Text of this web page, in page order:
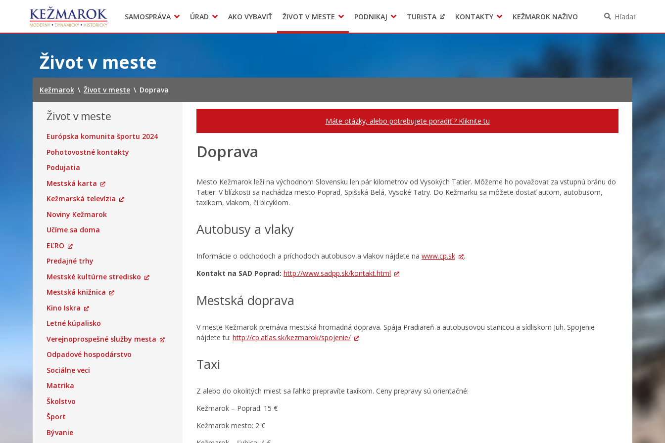
SAMOSPRÁVA
Mestská polícia
Geo informačný systém – Kežmarok
ÚRAD
Sekcie úradu
Oznamovanie podozrení z podvodov
AKO VYBAVIŤ ŽIVOT V MESTE
Triedený zber – NATUR – PACK
PODNIKAJ TURISTA KONTAKTY KEŽMAROK NAŽIVO Hľadať
Život v meste
Kežmarok \ Život v meste \ Doprava
Život v meste
Európska komunita športu 2024
Pohotovostné kontakty
Podujatia
Mestská karta
Kežmarská televízia
Noviny Kežmarok
Učíme sa doma
EĽRO
Predajné trhy
Mestské kultúrne stredisko
Mestská knižnica
Kino Iskra
Letné kúpalisko
Verejnoprospešné služby mesta
Odpadové hospodárstvo
Sociálne veci
Matrika
Školstvo
Šport
Bývanie
Máte otázky, alebo potrebujete poradiť ? Kliknite tu
Doprava
Mesto Kežmarok leží na východnom Slovensku len pár kilometrov od Vysokých Tatier. Môžeme ho považovať za vstupnú bránu do
Tatier. V blízkosti sa nachádza mesto Poprad, Spišská Belá, Vysoké Tatry. Do Kežmarku sa môžete dostať autom, autobusom,
taxíkom, vlakom, či bicyklom.
Autobusy a vlaky
Informácie o odchodoch a príchodoch autobusov a vlakov nájdete na www.cp.sk
.
Kontakt na SAD Poprad: http://www.sadpp.sk/kontakt.html
Mestská doprava
V meste Kežmarok premáva mestská hromadná doprava. Spája Pradiareň a autobusovou stanicou a sídliskom Juh. Spojenie
nájdete tu: http://cp.atlas.sk/kezmarok/spojenie/
Taxi
Z alebo do okolitých miest sa ľahko prepravíte taxíkom. Ceny prepravy sú orientačné:
Kežmarok – Poprad: 15 €
Kežmarok mesto: 2 €